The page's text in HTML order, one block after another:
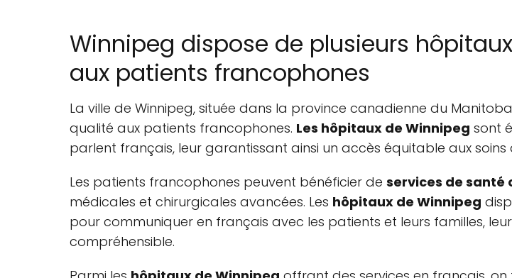
Winnipeg dispose de plusieurs
aux patients francophones
La ville de Winnipeg, située dans la province canadienne du
qualité aux patients francophones. Les hôpitaux de Winnipeg sont
parlent français, leur garantissant ainsi un accès équitable aux soins
Les patients francophones peuvent bénéficier de services de santé
médicales et chirurgicales avancées. Les hôpitaux de Winnipeg
pour communiquer en français avec les patients et leurs familles,
compréhensible.